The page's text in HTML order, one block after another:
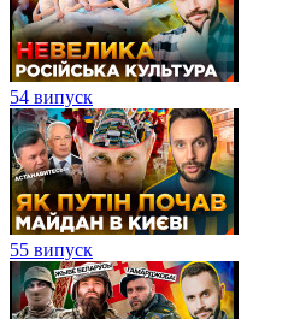
54 випуск
55 випуск